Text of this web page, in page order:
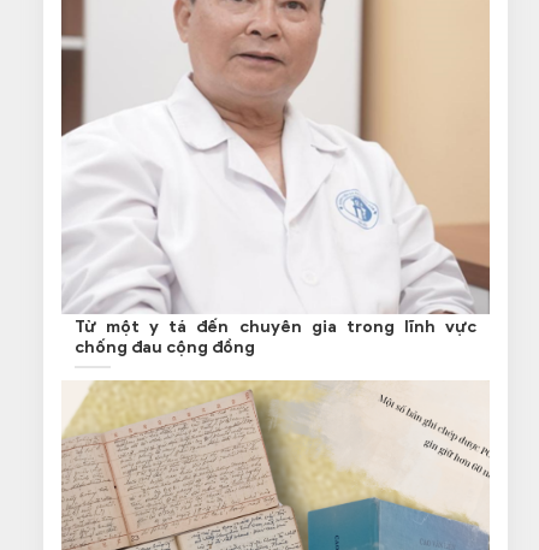
Từ một y tá đến chuyên gia trong lĩnh vực
chống đau cộng đồng